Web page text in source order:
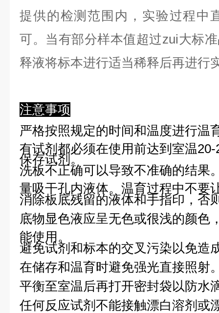
提供的检测范围内，实验过程中
可。当有部分样本值超过zui大标
释液将标本进行适当稀释后再进行
注意事项
严格按照规定的时间和温度进行温
有试剂都必须在使用前达到室温
保存试剂。
洗板不正确可以导致不准确的结果
量吸干孔内液体。温育过程中不要
消除板底残留的液体和手指印，否
底物显色液应呈无色或很浅的颜色
能使用。
避免试剂和标本的交叉污染以免造
在储存和温育时避免强光直接照射
平衡至室温后再打开密封袋以防水
任何反应试剂不能接触漂白溶剂或